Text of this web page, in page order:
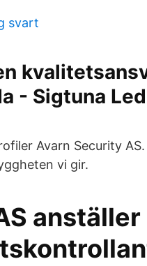
svart
- Sigtuna
Avarn Security AS.
vi gir.
anställer